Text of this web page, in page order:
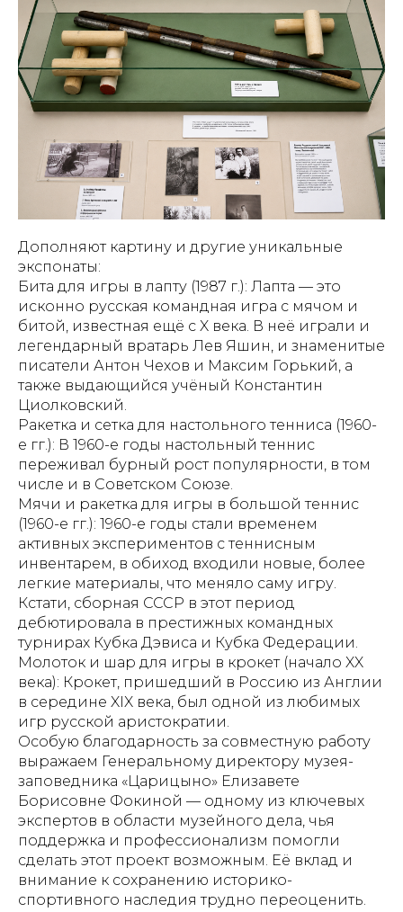
Дополняют картину и другие уникальные
экспонаты:
Бита для игры в лапту (1987 г.): Лапта — это
исконно русская командная игра с мячом и
битой, известная ещё с X века. В неё играли и
легендарный вратарь Лев Яшин, и знаменитые
писатели Антон Чехов и Максим Горький, а
также выдающийся учёный Константин
Циолковский.
Ракетка и сетка для настольного тенниса (1960-
е гг.): В 1960-е годы настольный теннис
переживал бурный рост популярности, в том
числе и в Советском Союзе.
Мячи и ракетка для игры в большой теннис
(1960-е гг.): 1960-е годы стали временем
активных экспериментов с теннисным
инвентарем, в обиход входили новые, более
легкие материалы, что меняло саму игру.
Кстати, сборная СССР в этот период
дебютировала в престижных командных
турнирах Кубка Дэвиса и Кубка Федерации.
Молоток и шар для игры в крокет (начало XX
века): Крокет, пришедший в Россию из Англии
в середине XIX века, был одной из любимых
игр русской аристократии.
Особую благодарность за совместную работу
выражаем Генеральному директору музея-
заповедника «Царицыно» Елизавете
Борисовне Фокиной — одному из ключевых
экспертов в области музейного дела, чья
поддержка и профессионализм помогли
сделать этот проект возможным. Её вклад и
внимание к сохранению историко-
спортивного наследия трудно переоценить.